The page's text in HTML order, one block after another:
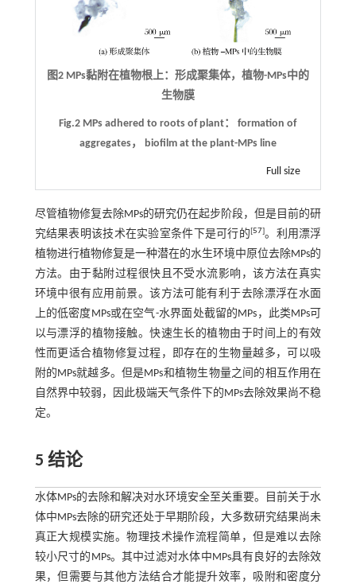
图2 MPs黏附在植物根上：形成聚集体，植物-MPs中的
生物膜
Fig.2 MPs adhered to roots of plant： formation of
aggregates， biofilm at the plant-MPs line
Full size
尽管植物修复去除MPs的研究仍在起步阶段，但是目前的研
究结果表明该技术在实验室条件下是可行的[57]。利用漂浮
植物进行植物修复是一种潜在的水生环境中原位去除MPs的
方法。由于黏附过程很快且不受水流影响，该方法在真实
环境中很有应用前景。该方法可能有利于去除漂浮在水面
上的低密度MPs或在空气-水界面处截留的MPs，此类MPs可
以与漂浮的植物接触。快速生长的植物由于时间上的有效
性而更适合植物修复过程，即存在的生物量越多，可以吸
附的MPs就越多。但是MPs和植物生物量之间的相互作用在
自然界中较弱，因此极端天气条件下的MPs去除效果尚不稳
定。
5 结论
水体MPs的去除和解决对水环境安全至关重要。目前关于水
体中MPs去除的研究还处于早期阶段，大多数研究结果尚未
真正大规模实施。物理技术操作流程简单，但是难以去除
较小尺寸的MPs。其中过滤对水体中MPs具有良好的去除效
果，但需要与其他方法结合才能提升效率，吸附和密度分